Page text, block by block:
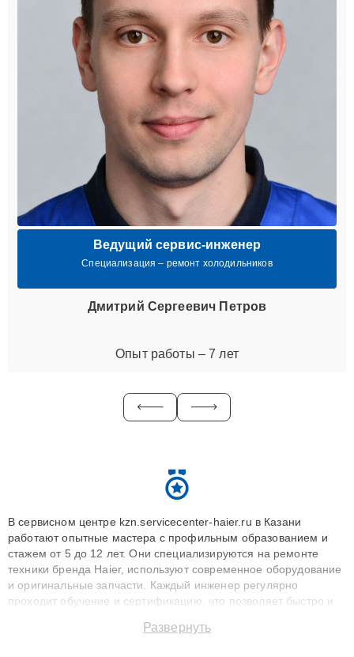
Ведущий сервис-инженер
Специализация – ремонт холодильников
Дмитрий Сергеевич Петров
Опыт работы – 7 лет
В сервисном центре kzn.servicecenter-haier.ru в Казани
работают опытные мастера с профильным образованием и
стажем от 5 до 12 лет. Они специализируются на ремонте
техники бренда Haier, используют современное оборудование
и оригинальные запчасти. Каждый инженер регулярно
проходит обучение и сертификацию, что позволяет быстро и
сохранением гарантии до 3 лет. Наши мастера решают
Развернуть